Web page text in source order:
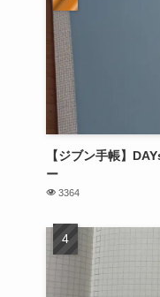
【ジブン手帳】
ー
3364